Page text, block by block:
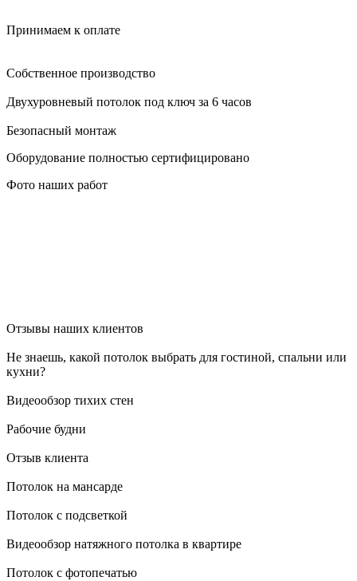
Принимаем к оплате
Собственное производство
Двухуровневый потолок под ключ за 6 часов
Безопасный монтаж
Оборудование полностью сертифицировано
Фото наших работ
Отзывы наших клиентов
Не знаешь, какой потолок выбрать для гостиной, спальни или
кухни?
Видеообзор тихих стен
Рабочие будни
Отзыв клиента
Потолок на мансарде
Потолок с подсветкой
Видеообзор натяжного потолка в квартире
Потолок с фотопечатью